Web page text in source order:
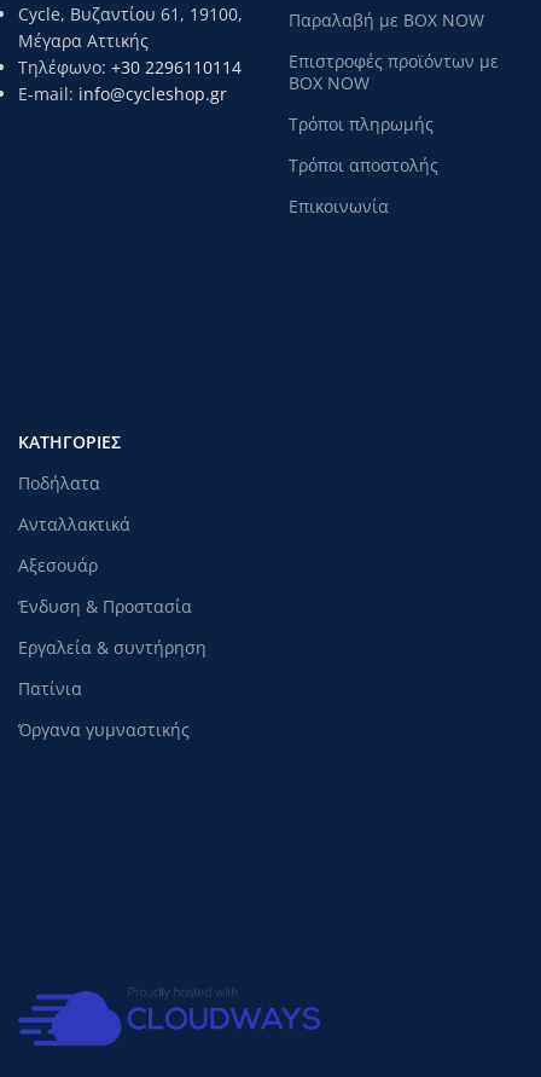
Cycle, Βυζαντίου 61, 19100,
Μέγαρα Αττικής
Τηλέφωνο: +30 2296110114
E-mail: info@cycleshop.gr
Παραλαβή με BOX NOW
Επιστροφές προϊόντων με
BOX NOW
Τρόποι πληρωμής
Τρόποι αποστολής
Επικοινωνία
ΚΑΤΗΓΟΡΊΕΣ
Ποδήλατα
Ανταλλακτικά
Αξεσουάρ
Ένδυση & Προστασία
Εργαλεία & συντήρηση
Πατίνια
Όργανα γυμναστικής